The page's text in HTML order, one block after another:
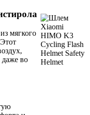
мягкого
даже во